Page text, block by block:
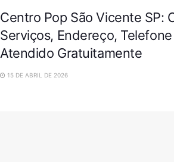
Centro Pop São Vicente SP:
Serviços, Endereço,
Atendido Gratuitamente
15 DE ABRIL DE 2026